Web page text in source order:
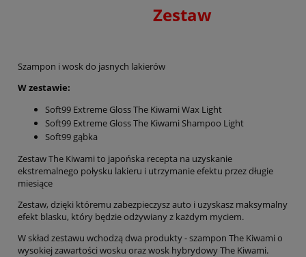
Zestaw
Szampon i wosk do jasnych lakierów
W zestawie:
Soft99 Extreme Gloss The Kiwami Wax Light
Soft99 Extreme Gloss The Kiwami Shampoo Light
Soft99 gąbka
Zestaw The Kiwami to japońska recepta na uzyskanie
ekstremalnego połysku lakieru i utrzymanie efektu przez długie
miesiące
Zestaw, dzięki któremu zabezpieczysz auto i uzyskasz maksymalny
efekt blasku, który będzie odżywiany z każdym myciem.
W skład zestawu wchodzą dwa produkty - szampon The Kiwami o
wysokiej zawartości wosku oraz wosk hybrydowy The Kiwami.